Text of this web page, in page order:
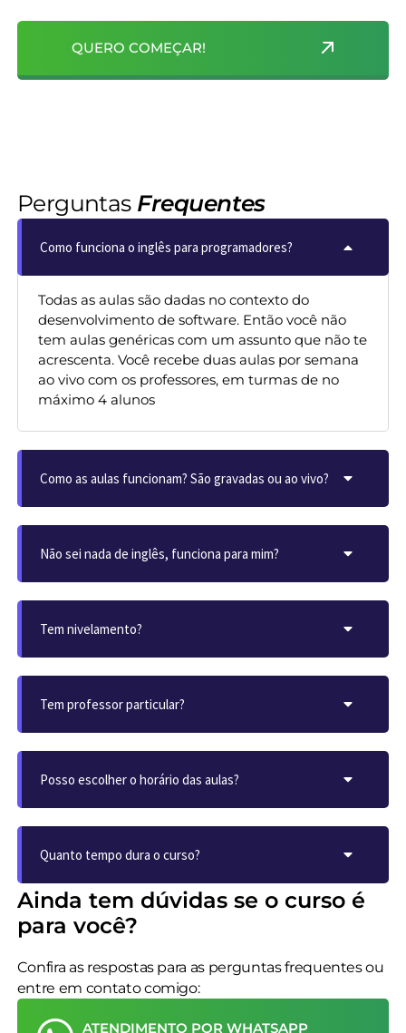
QUERO COMEÇAR!
Perguntas Frequentes
Como funciona o inglês para programadores?
Todas as aulas são dadas no contexto do
desenvolvimento de software. Então você não
tem aulas genéricas com um assunto que não te
acrescenta. Você recebe duas aulas por semana
ao vivo com os professores, em turmas de no
máximo 4 alunos
Como as aulas funcionam? São gravadas ou ao vivo?
Não sei nada de inglês, funciona para mim?
Tem nivelamento?
Tem professor particular?
Posso escolher o horário das aulas?
Quanto tempo dura o curso?
Ainda tem dúvidas se o curso é
para você?
Confira as respostas para as perguntas frequentes ou
entre em contato comigo:
ATENDIMENTO POR WHATSAPP